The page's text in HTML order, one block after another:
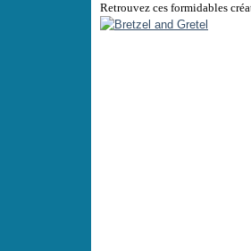
Retrouvez ces formidables